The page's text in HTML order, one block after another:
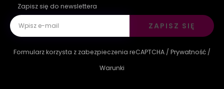
Zapisz się do newslettera
ZAPISZ SIĘ
Formularz korzysta z zabezpieczenia reCAPTCHA / Prywatność /
Warunki